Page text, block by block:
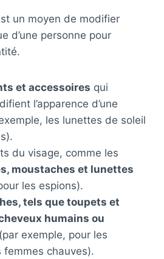
un moyen de modifier
d’une personne pour
et accessoires qui
l’apparence d’une
les lunettes de soleil
du visage, comme les
moustaches et lunettes
les espions).
tels que toupets et
humains ou
(par exemple, pour les
femmes chauves).